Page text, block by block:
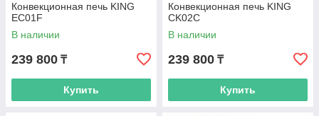
Конвекционная печь KING
EC01F
В наличии
239 800 ₸
Купить
Конвекционная печь KING
CK02C
В наличии
239 800 ₸
Купить